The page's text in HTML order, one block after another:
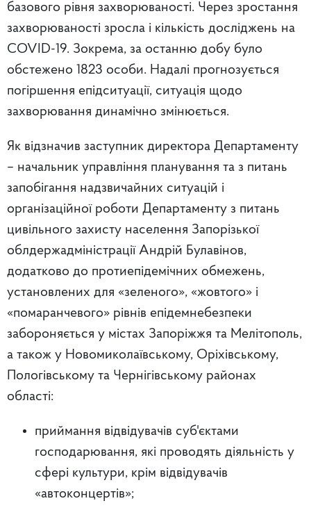
базового рівня захворюваності. Через зростання
захворюваності зросла і кількість досліджень на
COVID-19. Зокрема, за останню добу було
обстежено 1823 особи. Надалі прогнозується
погіршення епідситуації, ситуація щодо
захворювання динамічно змінюється.
Як відзначив заступник директора Департаменту
– начальник управління планування та з питань
запобігання надзвичайних ситуацій і
організаційної роботи Департаменту з питань
цивільного захисту населення Запорізької
облдержадміністрації Андрій Булавінов,
додатково до протиепідемічних обмежень,
установлених для «зеленого», «жовтого» і
«помаранчевого» рівнів епідемнебезпеки
забороняється у містах Запоріжжя та Мелітополь,
а також у Новомиколаївському, Оріхівському,
Пологівському та Чернігівському районах
області:
приймання відвідувачів суб'єктами
господарювання, які проводять діяльність у
сфері культури, крім відвідувачів
«автоконцертів»;